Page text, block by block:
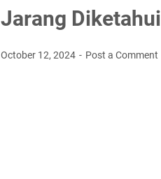
Jarang Diketahui
October 12, 2024 Post a Comment